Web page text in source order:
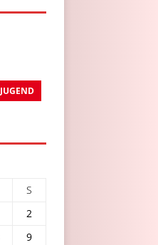
JUGEND
S
2
9